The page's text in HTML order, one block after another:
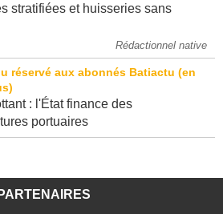
stratifiées et huisseries sans
Rédactionnel native
: l'État finance des
portuaires
PARTENAIRES